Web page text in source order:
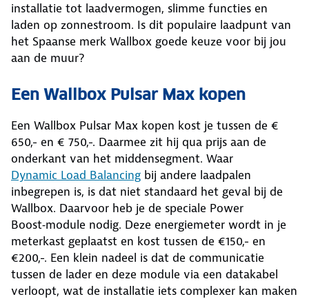
installatie tot laadvermogen, slimme functies en
laden op zonnestroom. Is dit populaire laadpunt van
het Spaanse merk Wallbox goede keuze voor bij jou
aan de muur?
Een Wallbox Pulsar Max kopen
Een Wallbox Pulsar Max kopen kost je tussen de €
650,- en € 750,-. Daarmee zit hij qua prijs aan de
onderkant van het middensegment. Waar
Dynamic Load Balancing bij andere laadpalen
inbegrepen is, is dat niet standaard het geval bij de
Wallbox. Daarvoor heb je de speciale Power
Boost‑module nodig. Deze energiemeter wordt in je
meterkast geplaatst en kost tussen de €150,- en
€200,-. Een klein nadeel is dat de communicatie
tussen de lader en deze module via een datakabel
verloopt, wat de installatie iets complexer kan maken